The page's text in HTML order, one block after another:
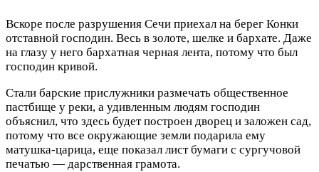
Вскоре после разрушения Сечи приехал на берег Конки
отставной господин. Весь в золоте, шелке и бархате. Даже
на глазу у него бархатная черная лента, потому что был
господин кривой.
Стали барские прислужники размечать общественное
пастбище у реки, а удивленным людям господин
объяснил, что здесь будет построен дворец и заложен сад,
потому что все окружающие земли подарила ему
матушка-царица, еще показал лист бумаги с сургучовой
печатью — дарственная грамота.